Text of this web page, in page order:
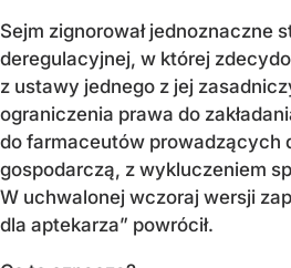
Sejm zignorował jednoznaczne
deregulacyjnej, w której
z ustawy jednego z jej
ograniczenia prawa do
do farmaceutów prowadzących
gospodarczą, z wykluczeniem
W uchwalonej wczoraj wersji
dla aptekarza” powrócił.